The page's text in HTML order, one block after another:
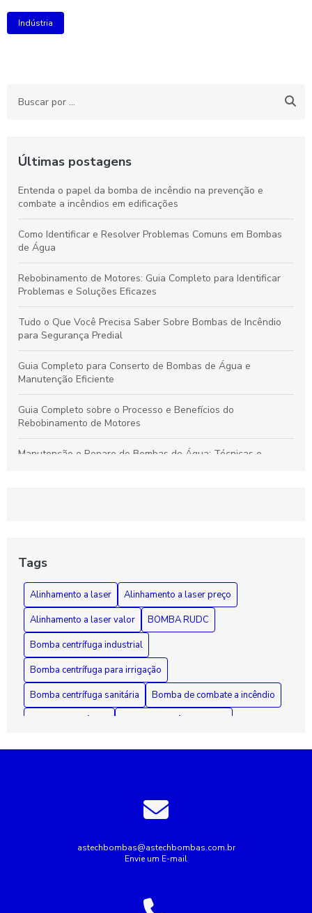
Indústria
Últimas postagens
Entenda o papel da bomba de incêndio na prevenção e
combate a incêndios em edificações
Como Identificar e Resolver Problemas Comuns em Bombas
de Água
Rebobinamento de Motores: Guia Completo para Identificar
Problemas e Soluções Eficazes
Tudo o Que Você Precisa Saber Sobre Bombas de Incêndio
para Segurança Predial
Guia Completo para Conserto de Bombas de Água e
Manutenção Eficiente
Guia Completo sobre o Processo e Benefícios do
Rebobinamento de Motores
Manutenção e Reparo de Bombas de Água: Técnicas e
Como Diagnosticar e Reparar Bombas d'Água com Segurança
e Eficiência
Tags
Alinhamento a laser
Alinhamento a laser preço
Alinhamento a laser valor
BOMBA RUDC
Bomba centrífuga industrial
Bomba centrífuga para irrigação
Bomba centrífuga sanitária
Bomba de combate a incêndio
Bomba de incêndio
Bomba de incêndio 7 5 cv
Bombas submersas
Conserto de bomba submersa
Conserto de bombas
Empresa de rebobinagem de motores
astechbombas@astechbombas.com.br
Envie um E-mail